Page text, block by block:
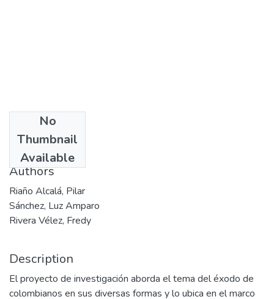
No
Thumbnail
Available
2006
Authors
Riaño Alcalá, Pilar
Sánchez, Luz Amparo
Rivera Vélez, Fredy
Description
El proyecto de investigación aborda el tema del éxodo de
colombianos en sus diversas formas y lo ubica en el marco